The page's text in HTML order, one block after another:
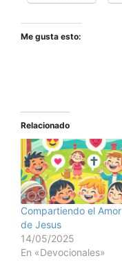
Me gusta esto:
Relacionado
Compartiendo el Amor
de Jesus
14/05/2025
En «Devocionales»